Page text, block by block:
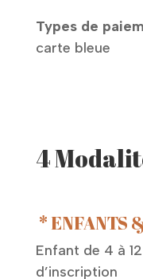
Types de
carte bleue
4
* ENFANTS
Enfant de 4 à
d’inscription